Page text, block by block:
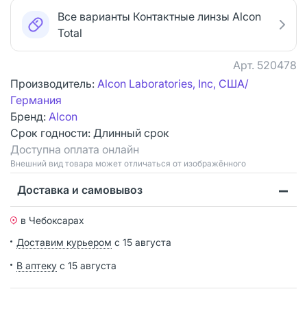
Все варианты Контактные линзы Alcon
Total
Арт. 520478
Производитель: Alcon Laboratories, Inc, США/
Германия
Бренд: Alcon
Срок годности: Длинный срок
Доступна оплата онлайн
Bнешний вид товара может отличаться от изображённого
Доставка и самовывоз
в Чебоксарах
Доставим курьером с 15 августа
В аптеку с 15 августа